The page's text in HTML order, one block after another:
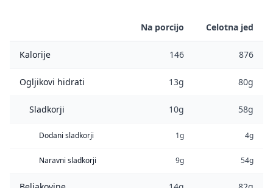
Na porcijo Celotna jed
Kalorije 146 876
Ogljikovi hidrati 13g 80g
Sladkorji 10g 58g
Dodani sladkorji 1g 4g
Naravni sladkorji 9g 54g